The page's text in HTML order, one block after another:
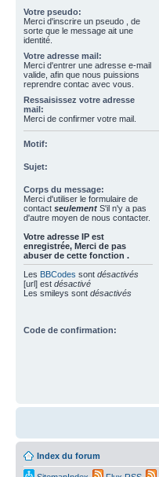
Votre pseudo:
Merci d'inscrire un pseudo , de
sorte que le message ait une
identité.
Votre adresse mail:
Merci d'entrer une adresse e-mail
valide, afin que nous puissions
reprendre contac avec vous.
Ressaisissez votre adresse
mail:
Merci de confirmer votre mail.
Motif:
Sujet:
Corps du message:
Merci d'utiliser le formulaire de
contact seulement S'il n'y a pas
d'autre moyen de nous contacter.
Votre adresse ΙΡ est
enregistrée, Merci de pas
abuser de cette fonction .
Les BBCodes sont désactivés
[url] est désactivé
Les smileys sont désactivés
Code de confirmation:
Index du forum